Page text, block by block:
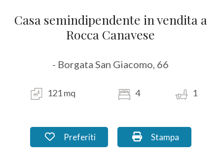
Casa semindipendente in vendita a
Rocca Canavese
- Borgata San Giacomo, 66
121 mq 4 1
Preferiti: Cod. AN_16.8
Preferiti Stampa: Cod.
Stampa
Commerciali
Industriali